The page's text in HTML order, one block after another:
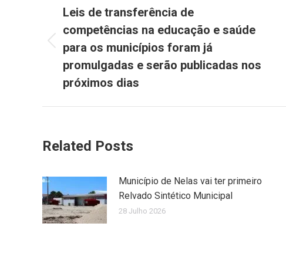
navigation
Previous
post:
Leis de transferência de
competências na educação e saúde
para os municípios foram já
promulgadas e serão publicadas nos
próximos dias
Related Posts
Município de Nelas vai ter primeiro
Relvado Sintético Municipal
28 Julho 2026